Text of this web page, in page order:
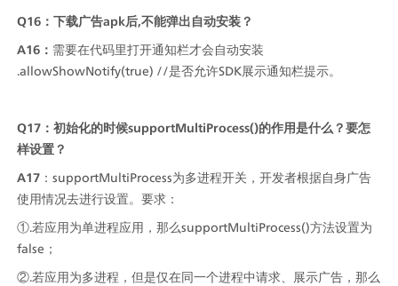
Q16：下载广告apk后,不能弹出自动安装？
A16： 需要在代码里打开通知栏才会自动安装
.allowShowNotify(true) //是否允许SDK展示通知栏提示。
Q17：初始化的时候supportMultiProcess()的作用是什么？要怎
样设置？
A17 ：supportMultiProcess为多进程开关，开发者根据自身广告
使用情况去进行设置。要求：
①.若应用为单进程应用，那么supportMultiProcess()方法设置为
false；
②.若应用为多进程，但是仅在同一个进程中请求、展示广告，那么